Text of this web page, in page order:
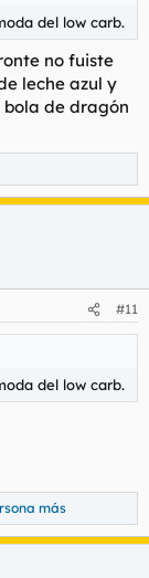
del low carb.
no fuiste
leche azul y
bola de dragón
#11
del low carb.
más